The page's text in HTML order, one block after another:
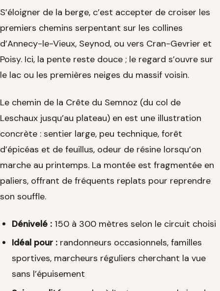
S’éloigner de la berge, c’est accepter de croiser les
premiers chemins serpentant sur les collines
d’Annecy-le-Vieux, Seynod, ou vers Cran-Gevrier et
Poisy. Ici, la pente reste douce ; le regard s’ouvre sur
le lac ou les premières neiges du massif voisin.
Le chemin de la Crête du Semnoz (du col de
Leschaux jusqu’au plateau) en est une illustration
concrète : sentier large, peu technique, forêt
d’épicéas et de feuillus, odeur de résine lorsqu’on
marche au printemps. La montée est fragmentée en
paliers, offrant de fréquents replats pour reprendre
son souffle.
Dénivelé : 150 à 300 mètres selon le circuit choisi
Idéal pour : randonneurs occasionnels, familles
sportives, marcheurs réguliers cherchant la vue
sans l’épuisement